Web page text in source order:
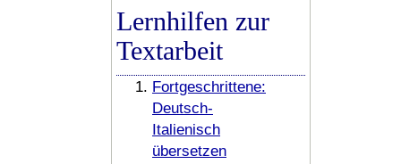
Lernhilfen zur
Textarbeit
Fortgeschrittene:
Deutsch-
Italienisch
übersetzen